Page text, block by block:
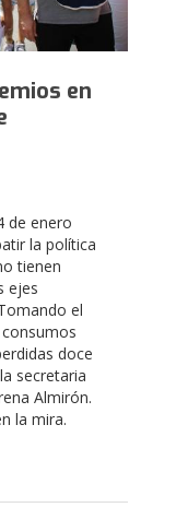
en
de enero
la política
tienen
ejes
el
doce
secretaria
Almirón.
la mira.